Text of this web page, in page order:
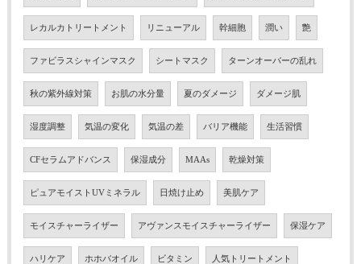
レカルカトリートメント リニューアル 幹細胞 潤い 艶
ファビラスシャインマスク シートマスク ターンオーバーの乱れ
秋の紫外線対策 お肌の水分量 夏のダメージ ダメージ肌
湿度調整 気温の変化 気温の差 バリア機能 生活習慣
CFセラムアドバンス 保湿成分 MAAs 乾燥対策
ピュアモイストUVミネラル 日焼け止め 美肌ケア
モイスチャーライザー アヴァンスモイスチャーライザー 保湿ケア
ハリケア ホホバオイル ビタミン 人気トリートメント